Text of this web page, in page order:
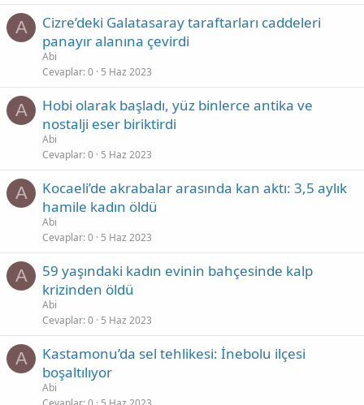
A
Cizre’deki Galatasaray taraftarları caddeleri
panayır alanına çevirdi
Abi
Cevaplar 0 5 Haz 2023
A
Hobi olarak başladı, yüz binlerce antika ve
nostalji eser biriktirdi
Abi
Cevaplar 0 5 Haz 2023
A
Kocaeli’de akrabalar arasında kan aktı: 3,5 aylık
hamile kadın öldü
Abi
Cevaplar 0 5 Haz 2023
A
59 yaşındaki kadın evinin bahçesinde kalp
krizinden öldü
Abi
Cevaplar 0 5 Haz 2023
A
Kastamonu’da sel tehlikesi: İnebolu ilçesi
boşaltılıyor
Abi